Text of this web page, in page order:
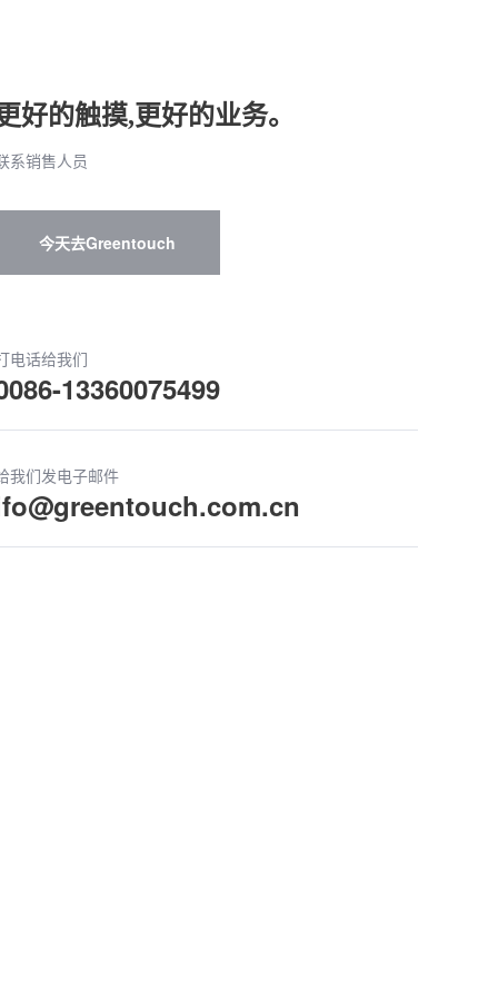
好的触摸,更好的业务。
系销售人员
今天去Greentouch
电话给我们
13360075499
我们发电子邮件